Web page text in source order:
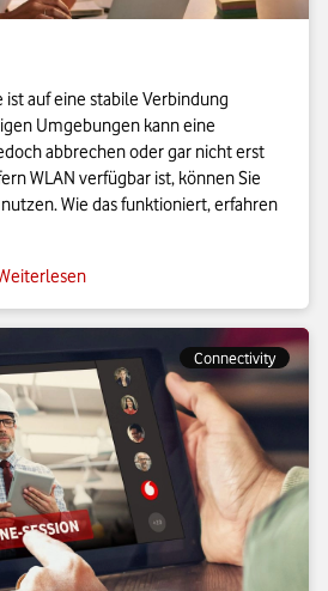
auf eine stabile Verbindung
Umgebungen kann eine
abbrechen oder gar nicht erst
WLAN verfügbar ist, können Sie
Wie das funktioniert, erfahren
Connectivity